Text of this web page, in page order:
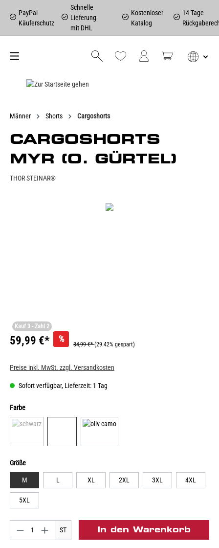
PayPal
Käuferschutz
Schnelle
Lieferung
mit DHL
Kostenloser
Katalog
14 Tage
Männer Shorts Cargoshorts
CARGOSHORTS
MYR (O. GÜRTEL)
THOR STEINAR®
Kauf 3 - Zahl 2
59,99 €* %
84,99 €*(29.42% gespart)
Preise inkl. MwSt. zzgl. Versandkosten
Sofort verfügbar, Lieferzeit: 1 Tag
Farbe
Größe
M L XL 2XL 3XL 4XL
5XL
ST In den Warenkorb